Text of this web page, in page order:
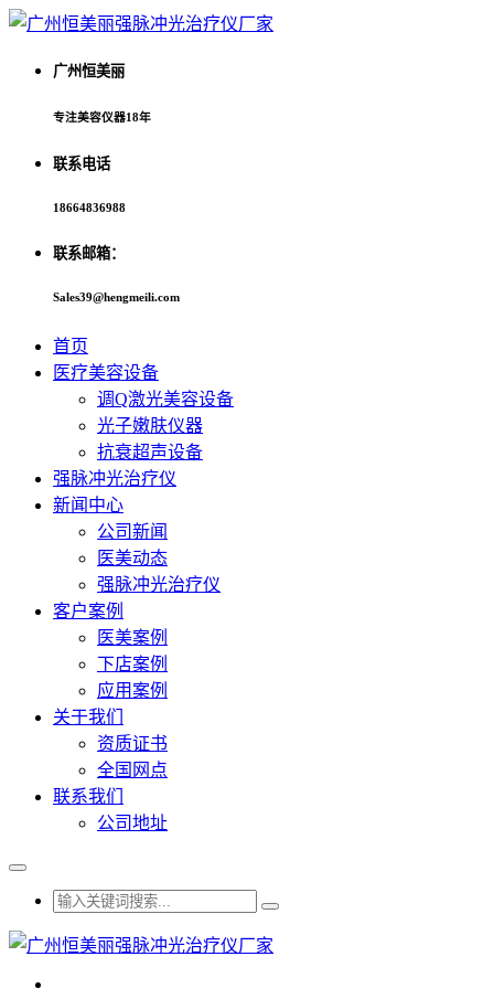
广州恒美丽
专注美容仪器18年
联系电话
18664836988
联系邮箱：
Sales39@hengmeili.com
首页
医疗美容设备
调Q激光美容设备
光子嫩肤仪器
抗衰超声设备
强脉冲光治疗仪
新闻中心
公司新闻
医美动态
强脉冲光治疗仪
客户案例
医美案例
下店案例
应用案例
关于我们
资质证书
全国网点
联系我们
公司地址